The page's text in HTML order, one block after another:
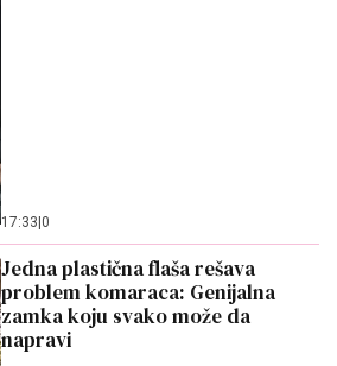
17:33 0
Jedna plastična flaša rešava
problem komaraca: Genijalna
zamka koju svako može da
napravi